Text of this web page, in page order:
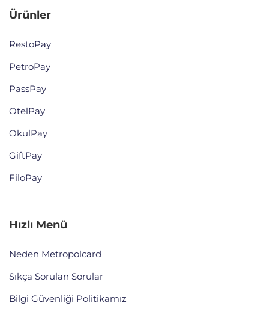
Ürünler
RestoPay
PetroPay
PassPay
OtelPay
OkulPay
GiftPay
FiloPay
Hızlı Menü
Neden Metropolcard
Sıkça Sorulan Sorular
Bilgi Güvenliği Politikamız